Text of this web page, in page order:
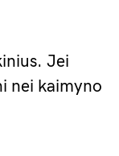
Jei
nei kaimyno